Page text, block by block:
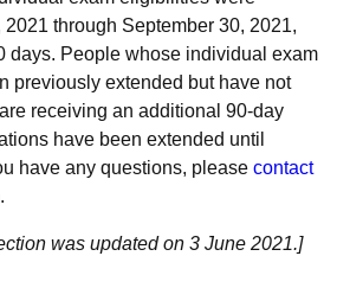
through September 30, 2021,
days. People whose individual exam
previously extended but have not
receiving an additional 90-day
have been extended until
have any questions, please contact
.
was updated on 3 June 2021.]